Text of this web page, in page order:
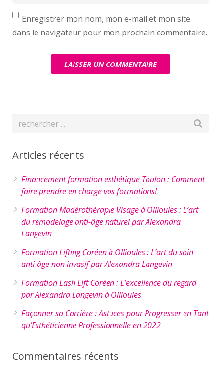
Enregistrer mon nom, mon e-mail et mon site
dans le navigateur pour mon prochain commentaire.
Articles récents
Financement formation esthétique Toulon : Comment
faire prendre en charge vos formations!
Formation Madérothérapie Visage à Ollioules : L’art
du remodelage anti-âge naturel par Alexandra
Langevin
Formation Lifting Coréen à Ollioules : L’art du soin
anti-âge non invasif par Alexandra Langevin
Formation Lash Lift Coréen : L’excellence du regard
par Alexandra Langevin à Ollioules
Façonner sa Carrière : Astuces pour Progresser en Tant
qu’Esthéticienne Professionnelle en 2022
Commentaires récents